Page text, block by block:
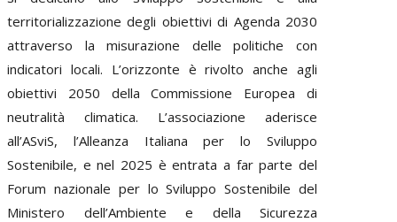
territorializzazione degli obiettivi di Agenda 2030
attraverso la misurazione delle politiche con
indicatori locali. L’orizzonte è rivolto anche agli
obiettivi 2050 della Commissione Europea di
neutralità climatica. L’associazione aderisce
all’ASviS, l’Alleanza Italiana per lo Sviluppo
Sostenibile, e nel 2025 è entrata a far parte del
Forum nazionale per lo Sviluppo Sostenibile del
Ministero dell’Ambiente e della Sicurezza